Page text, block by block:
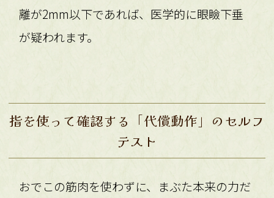
離が2mm以下であれば、医学的に眼瞼下垂
が疑われます。
指を使って確認する「代償動作」のセルフ
テスト
おでこの筋肉を使わずに、まぶた本来の力だ